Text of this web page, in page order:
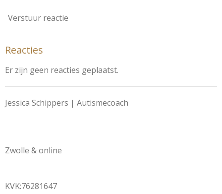
Verstuur reactie
Reacties
Er zijn geen reacties geplaatst.
Jessica Schippers | Autismecoach
Zwolle & online
KVK:76281647